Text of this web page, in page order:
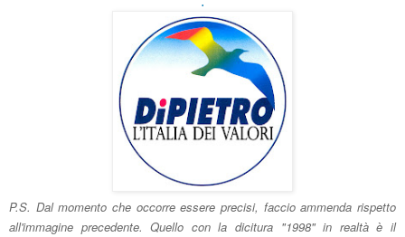
P.S. Dal momento che occorre essere precisi, faccio ammenda rispetto
all'immagine precedente. Quello con la dicitura "1998" in realtàè il